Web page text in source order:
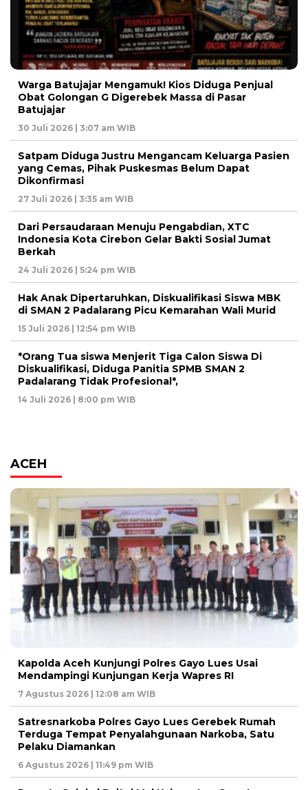
Warga Batujajar Mengamuk! Kios Diduga Penjual
Obat Golongan G Digerebek Massa di Pasar
Batujajar
30 Juli 2026 | 3:07 am WIB
Satpam Diduga Justru Mengancam Keluarga Pasien
yang Cemas, Pihak Puskesmas Belum Dapat
Dikonfirmasi
27 Juli 2026 | 3:35 am WIB
Dari Persaudaraan Menuju Pengabdian, XTC
Indonesia Kota Cirebon Gelar Bakti Sosial Jumat
Berkah
24 Juli 2026 | 5:24 pm WIB
Hak Anak Dipertaruhkan, Diskualifikasi Siswa MBK
di SMAN 2 Padalarang Picu Kemarahan Wali Murid
15 Juli 2026 | 12:54 pm WIB
*Orang Tua siswa Menjerit Tiga Calon Siswa Di
Diskualifikasi, Diduga Panitia SPMB SMAN 2
Padalarang Tidak Profesional*,
14 Juli 2026 | 8:00 pm WIB
ACEH
Kapolda Aceh Kunjungi Polres Gayo Lues Usai
Mendampingi Kunjungan Kerja Wapres RI
7 Agustus 2026 | 12:08 am WIB
Satresnarkoba Polres Gayo Lues Gerebek Rumah
Terduga Tempat Penyalahgunaan Narkoba, Satu
Pelaku Diamankan
6 Agustus 2026 | 11:49 pm WIB